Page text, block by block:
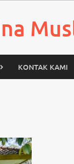
KONTAK KAMI